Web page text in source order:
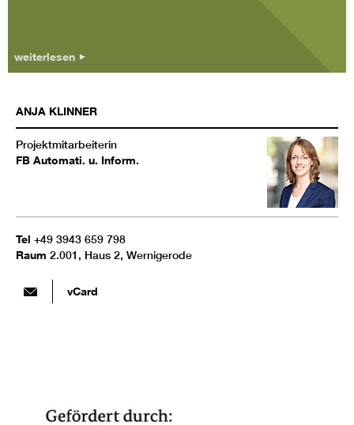
weiterlesen
ANJA KLINNER
Projektmitarbeiterin
FB Automati. u. Inform.
Tel +49 3943 659 798
Raum 2.001, Haus 2, Wernigerode
vCard